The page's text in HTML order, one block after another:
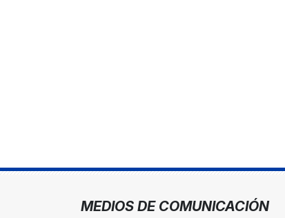
MEDIOS DE COMUNICACIÓN